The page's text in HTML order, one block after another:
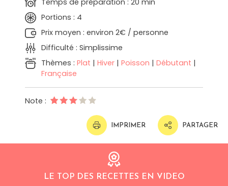
Temps de préparation : 20 min
Portions : 4
Prix moyen : environ 2€ / personne
Difficulté : Simplissime
Thèmes : Plat | Hiver | Poisson | Débutant |
Française
Note :
IMPRIMER PARTAGER
LE TOP DES RECETTES EN VIDEO